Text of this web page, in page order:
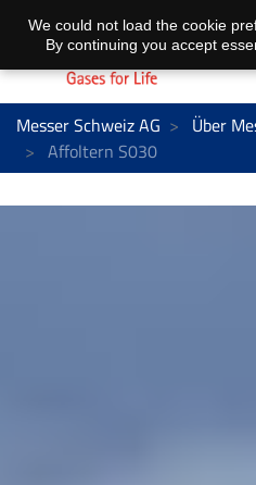
Messer Schweiz AG Über
Affoltern S030
We could not load the cookie
By continuing you accept